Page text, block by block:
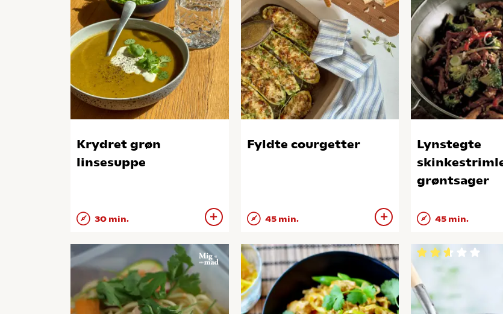
Krydret grøn
linsesuppe
30 min.
Fyldte courgetter
45 min.
Lynstegte
grøntsager
45 min.